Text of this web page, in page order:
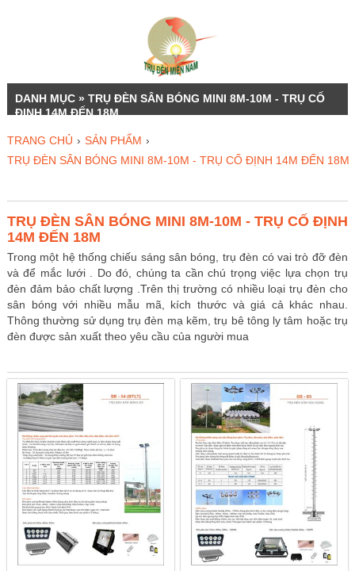
DANH MỤC » TRỤ ĐÈN SÂN BÓNG MINI 8M-10M - TRỤ CỐ
ĐỊNH 14M ĐẾN 18M
TRANG CHỦ › SẢN PHẨM ›
TRỤ ĐÈN SÂN BÓNG MINI 8M-10M - TRỤ CỐ ĐỊNH 14M ĐẾN 18M
TRỤ ĐÈN SÂN BÓNG MINI 8M-10M - TRỤ CỐ ĐỊNH
14M ĐẾN 18M
Trong một hệ thống chiếu sáng sân bóng, trụ đèn có vai trò đỡ đèn
và để mắc lưới . Do đó, chúng ta cần chú trọng việc lựa chọn trụ
đèn đảm bảo chất lượng .Trên thị trường có nhiều loại trụ đèn cho
sân bóng với nhiều mẫu mã, kích thước và giá cả khác nhau.
Thông thường sử dụng trụ đèn mạ kẽm, trụ bê tông ly tâm hoặc trụ
đèn được sản xuất theo yêu cầu của người mua